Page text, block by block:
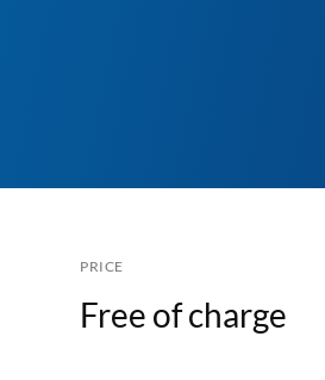
PRICE
Free of charge